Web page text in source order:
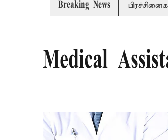
Breaking News
இன்று தொடக்கம்: பல்வேறு பிரச்சினைகளை
Medical